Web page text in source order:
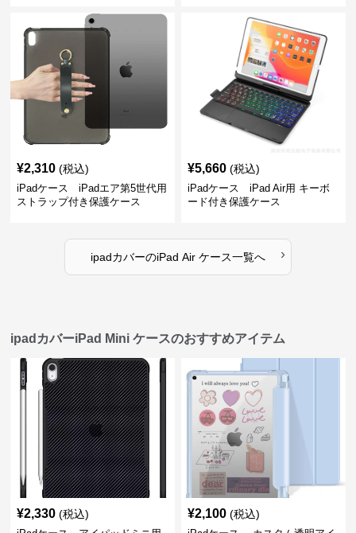
¥2,310 (税込)
iPadケース iPadエア第5世代用
ストラップ付き保護ケース
¥5,660 (税込)
iPadケース iPad Air用 キーボ
ード付き保護ケース
ipadカバーのiPad Air ケース一覧へ ›
ipadカバーiPad Mini ケースのおすすめアイテム
¥2,330 (税込) ¥2,100 (税込)